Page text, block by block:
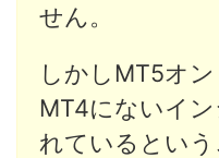
せん。
しかしMT5オン
MT4にないイ
れているとい